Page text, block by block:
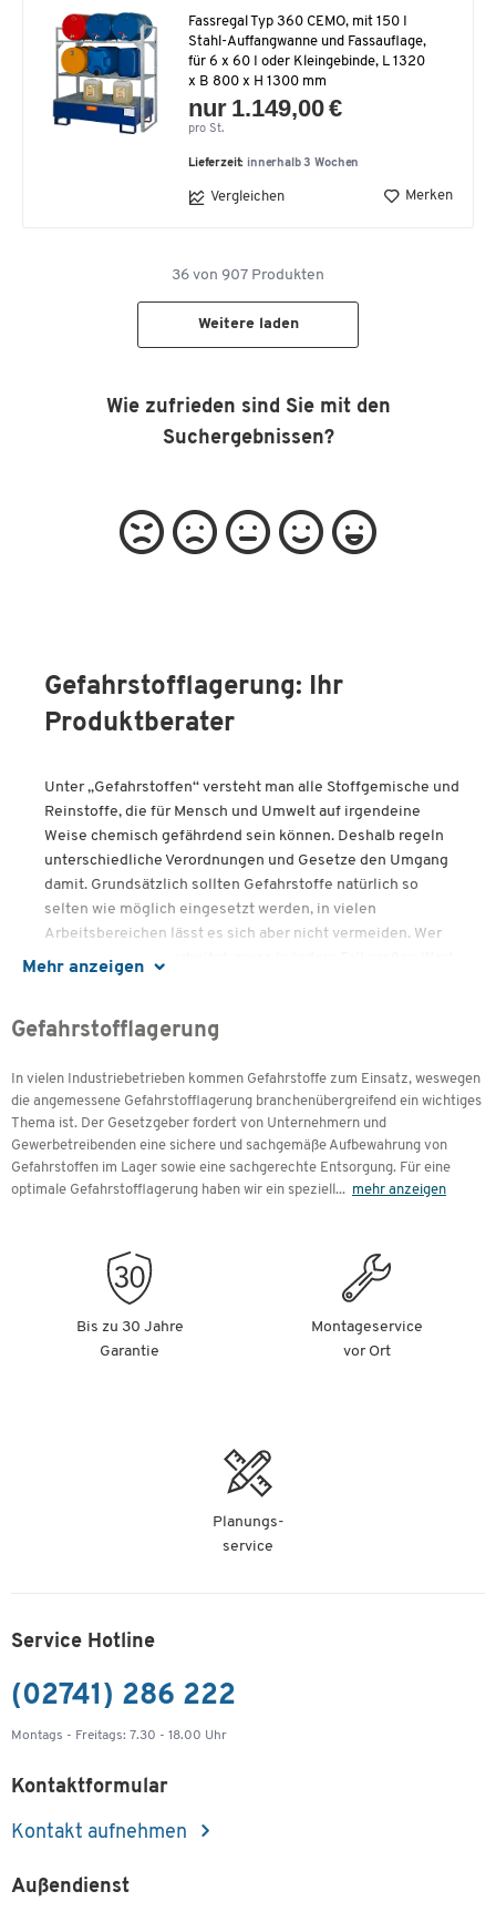
Fassregal Typ 360 CEMO, mit 150 I
Stahl-Auffangwanne und Fassauflage,
für 6 x 60 I oder Kleingebinde, L 1320
x B 800 x H 1300 mm
nur 1.149,00 €
pro St.
Lieferzeit: innerhalb 3 Wochen
Vergleichen Merken
36 von 907 Produkten
Weitere laden
Wie zufrieden sind Sie mit den
Suchergebnissen?
Mehr anzeigen
Gefahrstofflagerung: Ihr
Produktberater
Unter „Gefahrstoffen“ versteht man alle Stoffgemische und
Reinstoffe, die für Mensch und Umwelt auf irgendeine
Weise chemisch gefährdend sein können. Deshalb regeln
unterschiedliche Verordnungen und Gesetze den Umgang
damit. Grundsätzlich sollten Gefahrstoffe natürlich so
selten wie möglich eingesetzt werden, in vielen
Arbeitsbereichen lässt es sich aber nicht vermeiden. Wer
mit Gefahrstoffen arbeitet, muss in jedem Fall großen Wert
die Stoffe gerade nicht im Einsatz sind. Hier erfahren Sie
Inhalte
Gefahrstoffeigenschaften
Wichtige Infos zur Gefahrstofflagerung
Die richtige Zusammenlagerung
Gefahrstoffschränke
Dosierbehälter
Gasflaschencontainer
Gefahrstoffeigenschaften:
Gefahrstoffeigenschaft
Gefahrstofflagerung
In vielen Industriebetrieben kommen Gefahrstoffe zum Einsatz, weswegen
die angemessene Gefahrstofflagerung branchenübergreifend ein wichtiges
Thema ist. Der Gesetzgeber fordert von Unternehmern und
Gewerbetreibenden eine sichere und sachgemäße Aufbewahrung von
Gefahrstoffen im Lager sowie eine sachgerechte Entsorgung. Für eine
optimale Gefahrstofflagerung haben wir ein speziell ... mehr anzeigen
Bis zu 30 Jahre
Garantie
Montageservice
vor Ort
Planungs-
service
Service Hotline
(02741) 286 222
Montags - Freitags: 7.30 - 18.00 Uhr
Kontaktformular
Kontakt aufnehmen
Außendienst